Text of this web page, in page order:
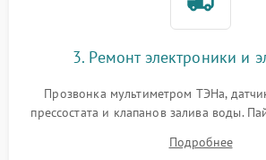
3. Ремонт электроники и
Прозвонка мультиметром ТЭНа,
прессостата и клапанов залива воды.
Восстановление целостности
Подробнее